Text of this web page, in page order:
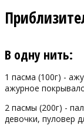
В одну нить:
1 пасма (100г) -
ажурное
2 пасмы (200г) -
девочки, пуловер